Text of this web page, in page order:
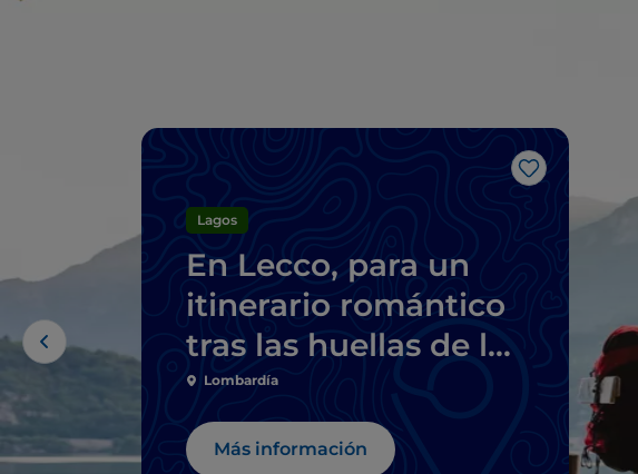
Me gusta
Lagos
En Lecco, para un
itinerario romántico
tras las huellas de los
Novios
Lombardía
Más información